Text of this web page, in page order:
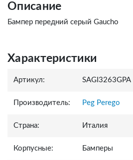
Описание
Бампер передний серый Gaucho
Характеристики
Артикул: SAGI3263GPA
Производитель: Peg Perego
Страна: Италия
Корпусные: Бамперы